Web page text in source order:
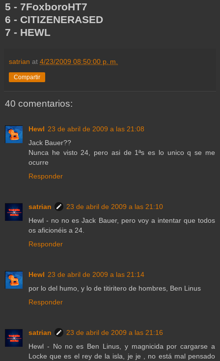
5 - 7FoxboroHT7
6 - CITIZENERASED
7 - HEWL
satrian at 4/23/2009 08:50:00 p. m.
Compartir
40 comentarios:
Hewl 23 de abril de 2009 a las 21:08
Jack Bauer??
Nunca he visto 24, pero asi de 1ªs es lo unico q se me
ocurre
Responder
satrian
23 de abril de 2009 a las 21:10
Hewl - no no es Jack Bauer, pero voy a intentar que todos
os aficionéis a 24.
Responder
Hewl 23 de abril de 2009 a las 21:14
por lo del humo, y lo de titiritero de hombres, Ben Linus
Responder
satrian
23 de abril de 2009 a las 21:16
Hewl - No no es Ben Linus, y magnicida por cargarse a
Locke que es el rey de la isla, je je , no está mal pensado